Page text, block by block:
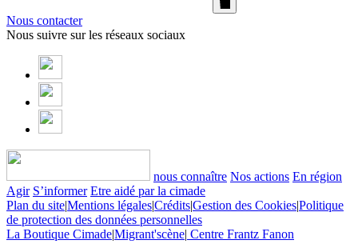
Nous contacter
Nous suivre sur les réseaux sociaux
nous connaître Nos actions En région
Agir S’informer Etre aidé par la cimade
Plan du site|Mentions légales|Crédits|Gestion des Cookies|Politique
de protection des données personnelles
La Boutique Cimade|Migrant'scène| Centre Frantz Fanon